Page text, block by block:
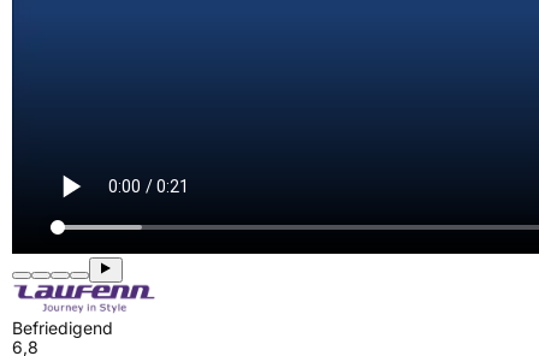
Befriedigend
6,8